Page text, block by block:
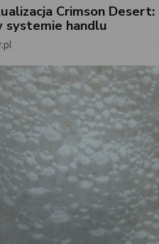
Crimson Desert:
systemie handlu